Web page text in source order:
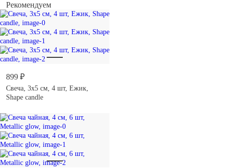
Рекомендуем
899 ₽
Свеча, 3x5 см, 4 шт, Ежик,
Shape candle